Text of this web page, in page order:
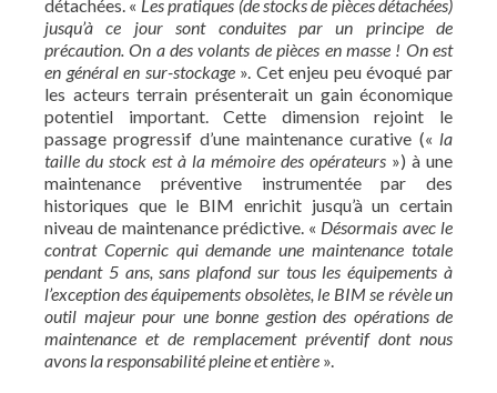
détachées. « Les pratiques (de stocks de pièces détachées)
jusqu’à ce jour sont conduites par un principe de
précaution. On a des volants de pièces en masse ! On est
en général en sur-stockage». Cet enjeu peu évoqué par
les acteurs terrain présenterait un gain économique
potentiel important. Cette dimension rejoint le
passage progressif d’une maintenance curative (« la
taille du stock est à la mémoire des opérateurs ») à une
maintenance préventive instrumentée par des
historiques que le BIM enrichit jusqu’à un certain
niveau de maintenance prédictive. « Désormais avec le
contrat Copernic qui demande une maintenance totale
pendant 5 ans, sans plafond sur tous les équipements à
l’exception des équipements obsolètes, le BIM se révèle un
outil majeur pour une bonne gestion des opérations de
maintenance et de remplacement préventif dont nous
avons la responsabilité pleine et entière ».